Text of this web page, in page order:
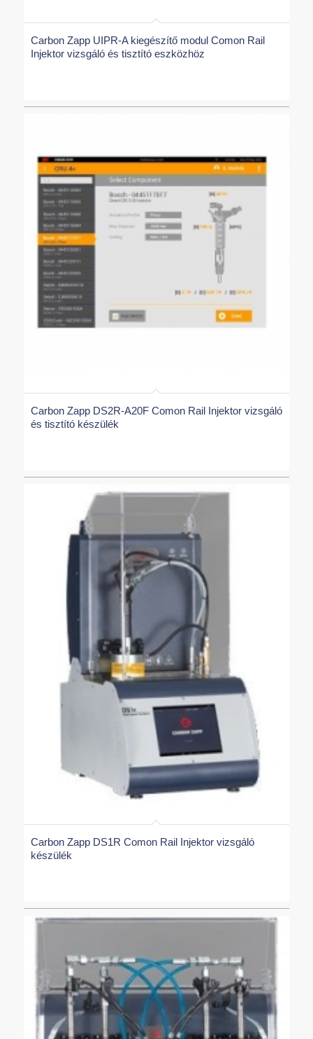
Carbon Zapp UIPR-A kiegészítő modul Comon Rail
Injektor vizsgáló és tisztító eszközhöz
Carbon Zapp DS2R-A20F Comon Rail Injektor vizsgáló
és tisztító készülék
Carbon Zapp DS1R Comon Rail Injektor vizsgáló
készülék